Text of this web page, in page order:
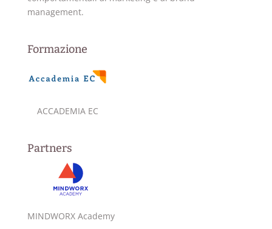
management.
Formazione
ACCADEMIA EC
Partners
MINDWORX Academy